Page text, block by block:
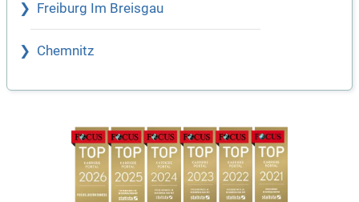
Freiburg Im Breisgau
Chemnitz